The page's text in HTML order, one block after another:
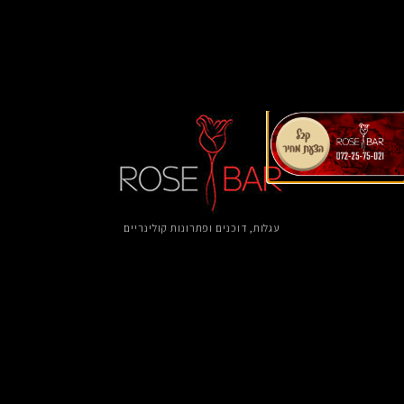
עגלות, דוכנים ​ופתרונות קולינריים